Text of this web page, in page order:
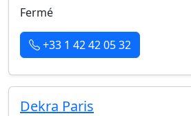
Fermé
+33 1 42 42 05 32
Dekra Paris